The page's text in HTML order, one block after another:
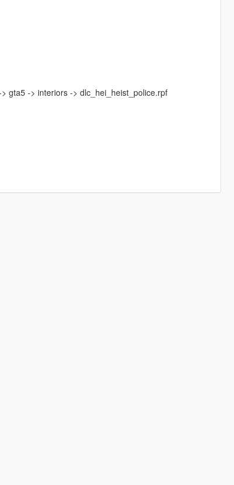
gta5 -> interiors -> dlc_hei_heist_police.rpf